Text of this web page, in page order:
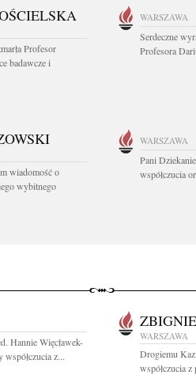
Profesor
badawcze i
WARSZAWA
Serdeczne
Profesora
wiadomość o
wybitnego
WARSZAWA
Pani
współczucia
Hannie Więcławek-
współczucia z...
WARSZAWA
Drogiemu
współczucia